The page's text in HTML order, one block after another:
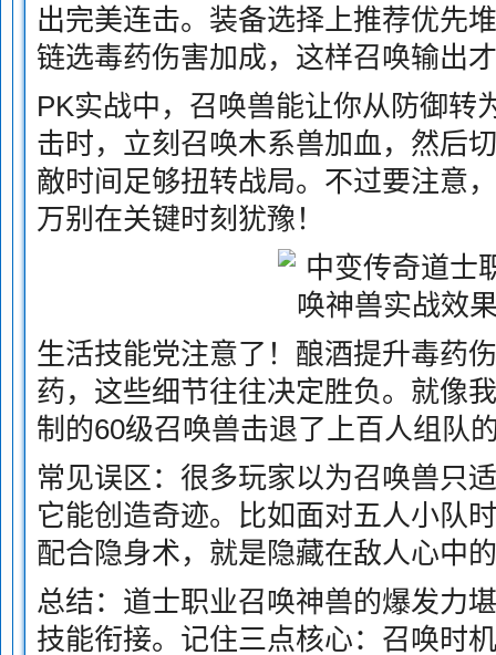
出完美连击。装备选择上推荐优先
链选毒药伤害加成，这样召唤输出
PK实战中，召唤兽能让你从防御转
击时，立刻召唤木系兽加血，然后
敵时间足够扭转战局。不过要注意
万别在关键时刻犹豫！
生活技能党注意了！酿酒提升毒药
药，这些细节往往决定胜负。就像
制的60级召唤兽击退了上百人组队
常见误区：很多玩家以为召唤兽只
它能创造奇迹。比如面对五人小队
配合隐身术，就是隐藏在敌人心中
总结：道士职业召唤神兽的爆发力
技能衔接。记住三点核心：召唤时